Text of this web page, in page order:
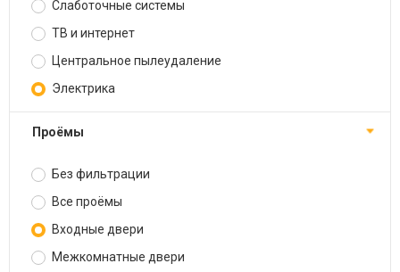
Слаботочные системы
ТВ и интернет
Центральное пылеудаление
Электрика
Проёмы
Без фильтрации
Все проёмы
Входные двери
Межкомнатные двери